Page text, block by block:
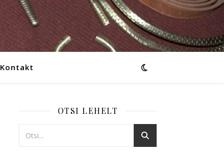
Kontakt
OTSI LEHELT